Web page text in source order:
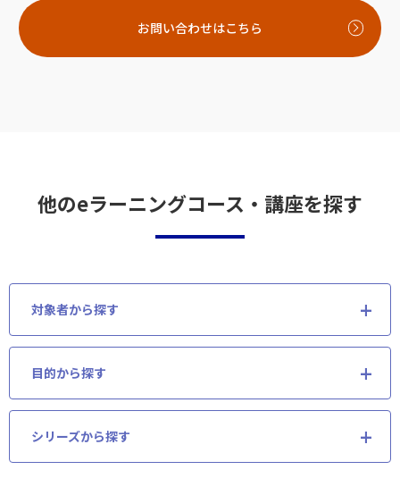
お問い合わせはこちら
他のeラーニングコース・講座を探す
対象者から探す
目的から探す
シリーズから探す